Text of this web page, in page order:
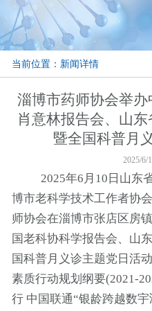
当前位置：新闻详情
淄博市药师协会举
肖意林报告会、山
暨全国科普月
2025/6/
2025年6月10日山东
博市老科学技术工作者协
师协会在淄博市张店区房
国老科协科学报告会、山
国科普月义诊主题党日活
素质行动规划纲要(2021-
行 中国联通“银龄跨越数